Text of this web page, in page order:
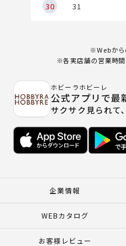
30
31
※Webから
※各実店舗の営業時
ホビーラホビーレ
公式アプリで最
サクサク見られて
企業情報
WEBカタログ
お客様レビュー